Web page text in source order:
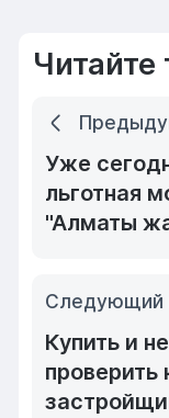
Читайте
Уже
льготная
"Алматы
Следующий
Купить и
проверить